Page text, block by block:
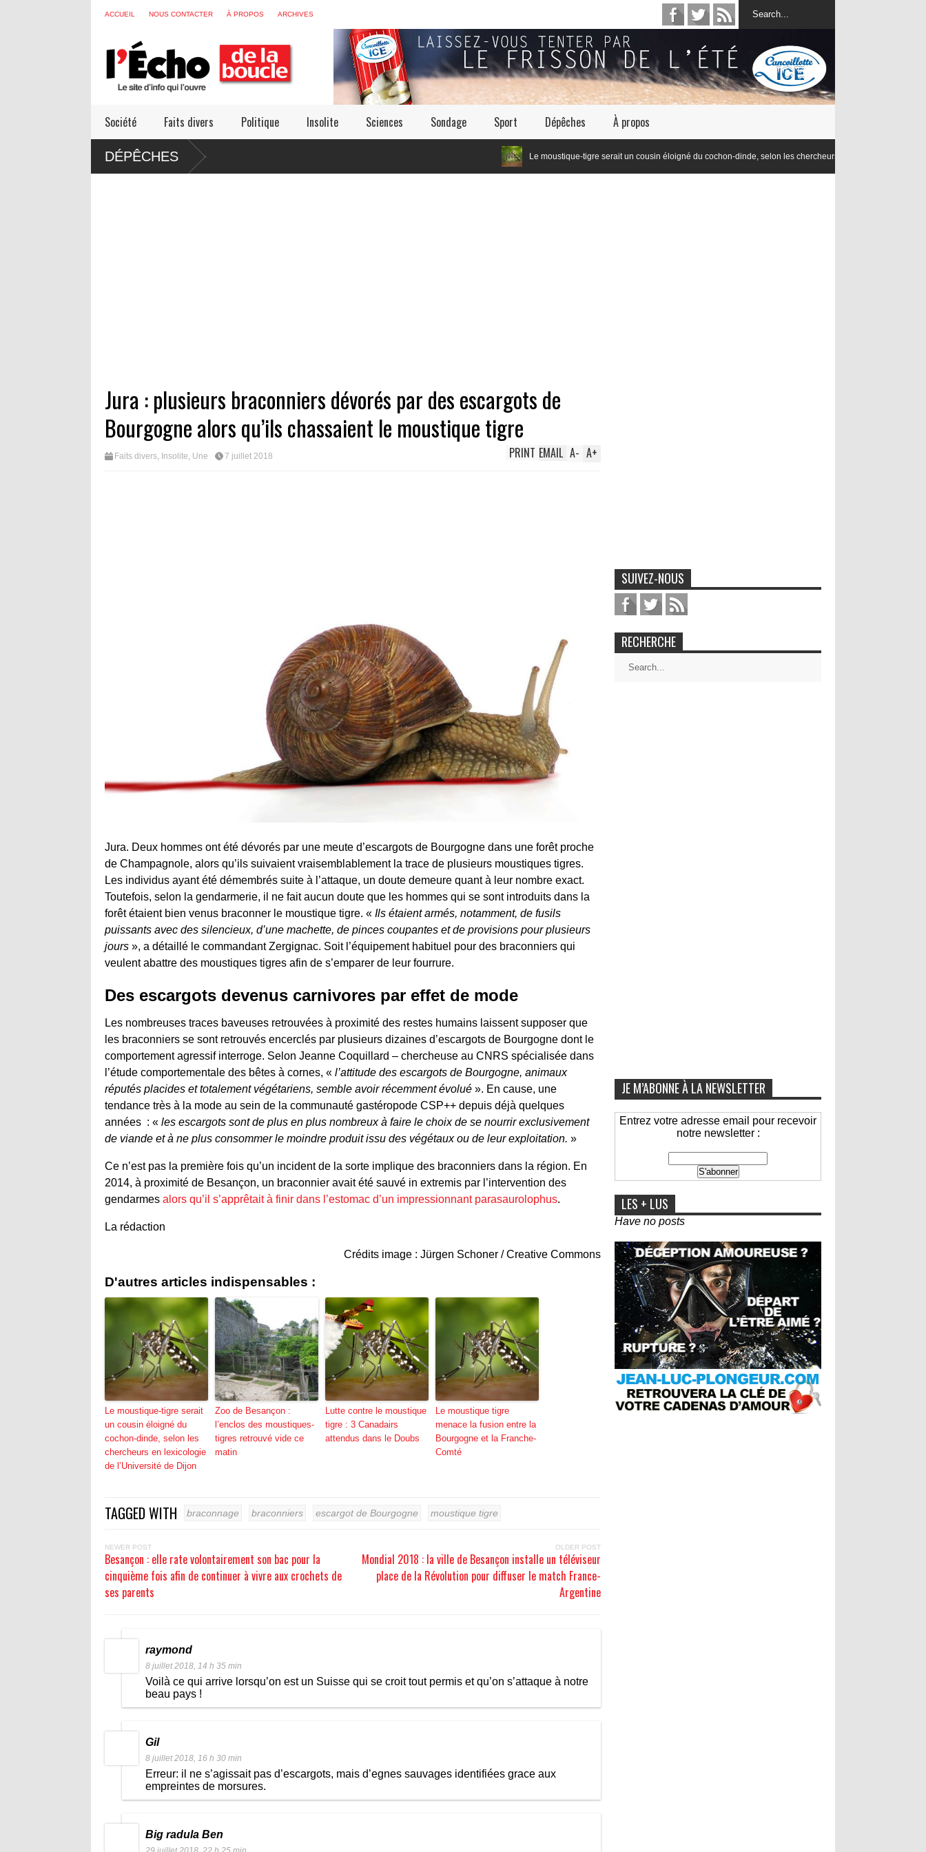
ACCUEIL NOUS CONTACTER À PROPOS ARCHIVES
Société Faits divers Politique Insolite Sciences Sondage Sport Dépêches À propos
DÉPÊCHES Le moustique-tigre serait un cousin éloigné du cochon-dinde, selon les chercheurs en lexicologie de l’Université de
Jura : plusieurs braconniers dévorés par des escargots de
Bourgogne alors qu’ils chassaient le moustique tigre
Faits divers, Insolite, Une 7 juillet 2018 A+
A-
EMAIL
PRINT
Jura. Deux hommes ont été dévorés par une meute d’escargots de Bourgogne dans une forêt proche
de Champagnole, alors qu’ils suivaient vraisemblablement la trace de plusieurs moustiques tigres.
Les individus ayant été démembrés suite à l’attaque, un doute demeure quant à leur nombre exact.
Toutefois, selon la gendarmerie, il ne fait aucun doute que les hommes qui se sont introduits dans la
forêt étaient bien venus braconner le moustique tigre. « Ils étaient armés, notamment, de fusils
puissants avec des silencieux, d’une machette, de pinces coupantes et de provisions pour plusieurs
jours », a détaillé le commandant Zergignac. Soit l’équipement habituel pour des braconniers qui
veulent abattre des moustiques tigres afin de s’emparer de leur fourrure.
Des escargots devenus carnivores par effet de mode
Les nombreuses traces baveuses retrouvées à proximité des restes humains laissent supposer que
les braconniers se sont retrouvés encerclés par plusieurs dizaines d’escargots de Bourgogne dont le
comportement agressif interroge. Selon Jeanne Coquillard – chercheuse au CNRS spécialisée dans
l’étude comportementale des bêtes à cornes, « l’attitude des escargots de Bourgogne, animaux
réputés placides et totalement végétariens, semble avoir récemment évolué ». En cause, une
tendance très à la mode au sein de la communauté gastéropode CSP++ depuis déjà quelques
années : « les escargots sont de plus en plus nombreux à faire le choix de se nourrir exclusivement
de viande et à ne plus consommer le moindre produit issu des végétaux ou de leur exploitation. »
Ce n’est pas la première fois qu’un incident de la sorte implique des braconniers dans la région. En
2014, à proximité de Besançon, un braconnier avait été sauvé in extremis par l’intervention des
gendarmes alors qu’il s’apprêtait à finir dans l’estomac d’un impressionnant parasaurolophus.
La rédaction
Crédits image : Jürgen Schoner / Creative Commons
D'autres articles indispensables :
Le moustique-tigre serait
un cousin éloigné du
cochon-dinde, selon les
chercheurs en lexicologie
de l’Université de Dijon
Zoo de Besançon :
l’enclos des moustiques-
tigres retrouvé vide ce
matin
Lutte contre le moustique
tigre : 3 Canadairs
attendus dans le Doubs
Le moustique tigre
menace la fusion entre la
Bourgogne et la Franche-
Comté
TAGGED WITH braconnage braconniers escargot de Bourgogne moustique tigre
NEWER POST
Besançon : elle rate volontairement son bac pour la
cinquième fois afin de continuer à vivre aux crochets de
ses parents
OLDER POST
Mondial 2018 : la ville de Besançon installe un téléviseur
place de la Révolution pour diffuser le match France-
Argentine
raymond
8 juillet 2018, 14 h 35 min
Voilà ce qui arrive lorsqu’on est un Suisse qui se croit tout permis et qu’on s’attaque à notre
beau pays !
Gil
8 juillet 2018, 16 h 30 min
Erreur: il ne s’agissait pas d’escargots, mais d’egnes sauvages identifiées grace aux
empreintes de morsures.
Big radula Ben
SUIVEZ-NOUS
RECHERCHE
JE M’ABONNE À LA NEWSLETTER
Entrez votre adresse email pour recevoir
notre newsletter :
LES + LUS
Have no posts